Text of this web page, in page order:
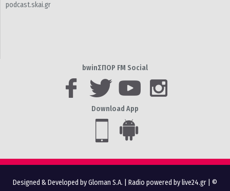
podcast.skai.gr
bwinΣΠΟΡ FM Social
Download App
Designed & Developed by Gloman S.A. Radio powered by live24.gr | ©